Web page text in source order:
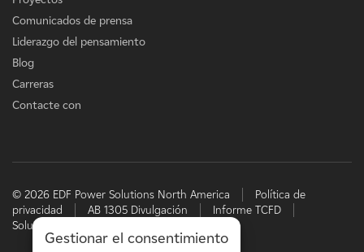
Comunicados de prensa
Liderazgo del pensamiento
Blog
Carreras
Contacte con
© 2026 EDF Power Solutions North America
Política de
privacidad
AB 1305 Divulgación
Informe TCFD
Soluciones energéticas de EDF
Gestionar el consentimiento